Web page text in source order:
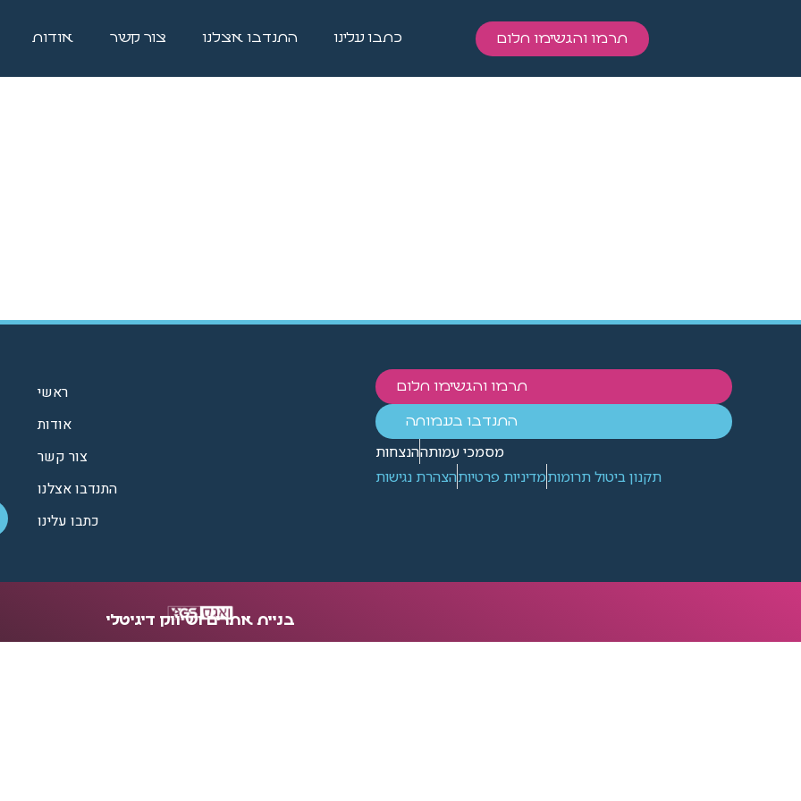
אודות צור קשר התנדבו אצלנו כתבו עלינו תרמו והגשימו חלום
ראשי
אודות
צור קשר
התנדבו אצלנו
כתבו עלינו
תרמו והגשימו חלום
התנדבו בעמותה
הנצחותמסמכי עמותה
הצהרת נגישותמדיניות פרטיותתקנון ביטול תרומות
בניית אתרים ושיווק דיגיטלי